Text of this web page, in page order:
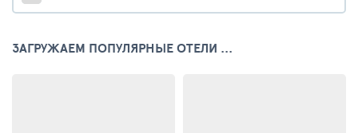
ЗАГРУЖАЕМ ПОПУЛЯРНЫЕ ОТЕЛИ ...